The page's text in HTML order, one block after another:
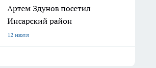
Артем Здунов посетил
Инсарский район
12 июля